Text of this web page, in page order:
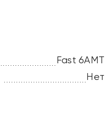
Fast 6AMT
Нет